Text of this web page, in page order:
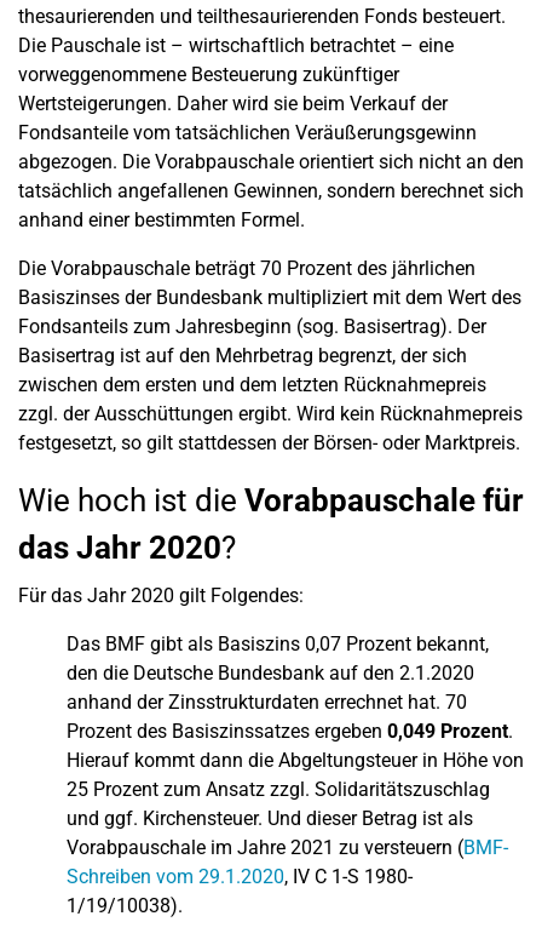
thesaurierenden und teilthesaurierenden Fonds besteuert.
Die Pauschale ist – wirtschaftlich betrachtet – eine
vorweggenommene Besteuerung zukünftiger
Wertsteigerungen. Daher wird sie beim Verkauf der
Fondsanteile vom tatsächlichen Veräußerungsgewinn
abgezogen. Die Vorabpauschale orientiert sich nicht an den
tatsächlich angefallenen Gewinnen, sondern berechnet sich
anhand einer bestimmten Formel.
Die Vorabpauschale beträgt 70 Prozent des jährlichen
Basiszinses der Bundesbank multipliziert mit dem Wert des
Fondsanteils zum Jahresbeginn (sog. Basisertrag). Der
Basisertrag ist auf den Mehrbetrag begrenzt, der sich
zwischen dem ersten und dem letzten Rücknahmepreis
zzgl. der Ausschüttungen ergibt. Wird kein Rücknahmepreis
festgesetzt, so gilt stattdessen der Börsen- oder Marktpreis.
Wie hoch ist die Vorabpauschale für
das Jahr 2020?
Für das Jahr 2020 gilt Folgendes:
Das BMF gibt als Basiszins 0,07 Prozent bekannt,
den die Deutsche Bundesbank auf den 2.1.2020
anhand der Zinsstrukturdaten errechnet hat. 70
Prozent des Basiszinssatzes ergeben 0,049 Prozent.
Hierauf kommt dann die Abgeltungsteuer in Höhe von
25 Prozent zum Ansatz zzgl. Solidaritätszuschlag
und ggf. Kirchensteuer. Und dieser Betrag ist als
Vorabpauschale im Jahre 2021 zu versteuern (BMF-
Schreiben vom 29.1.2020, IV C 1-S 1980-
1/19/10038).